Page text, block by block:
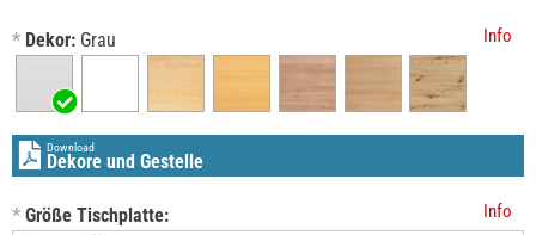
* Dekor: Grau Info
Download
Dekore und Gestelle
* Größe Tischplatte: Info